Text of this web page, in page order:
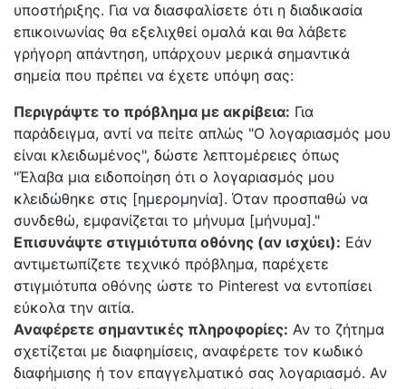
υποστήριξης. Για να διασφαλίσετε ότι η διαδικασία
επικοινωνίας θα εξελιχθεί ομαλά και θα λάβετε
γρήγορη απάντηση, υπάρχουν μερικά σημαντικά
σημεία που πρέπει να έχετε υπόψη σας:
Περιγράψτε το πρόβλημα με ακρίβεια: Για
παράδειγμα, αντί να πείτε απλώς "Ο λογαριασμός μου
είναι κλειδωμένος", δώστε λεπτομέρειες όπως
"Έλαβα μια ειδοποίηση ότι ο λογαριασμός μου
κλειδώθηκε στις [ημερομηνία]. Όταν προσπαθώ να
συνδεθώ, εμφανίζεται το μήνυμα [μήνυμα]."
Επισυνάψτε στιγμιότυπα οθόνης (αν ισχύει): Εάν
αντιμετωπίζετε τεχνικό πρόβλημα, παρέχετε
στιγμιότυπα οθόνης ώστε το Pinterest να εντοπίσει
εύκολα την αιτία.
Αναφέρετε σημαντικές πληροφορίες: Αν το ζήτημα
σχετίζεται με διαφημίσεις, αναφέρετε τον κωδικό
διαφήμισης ή τον επαγγελματικό σας λογαριασμό. Αν